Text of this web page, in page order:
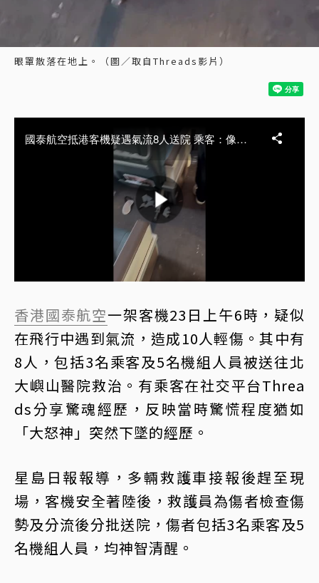
眼罩散落在地上。（圖／取自Threads影片）
香港國泰航空一架客機23日上午6時，疑似
在飛行中遇到氣流，造成10人輕傷。其中有
8人，包括3名乘客及5名機組人員被送往北
大嶼山醫院救治。有乘客在社交平台Threa
ds分享驚魂經歷，反映當時驚慌程度猶如
「大怒神」突然下墜的經歷。
星島日報報導，多輛救護車接報後趕至現
場，客機安全著陸後，救護員為傷者檢查傷
勢及分流後分批送院，傷者包括3名乘客及5
名機組人員，均神智清醒。